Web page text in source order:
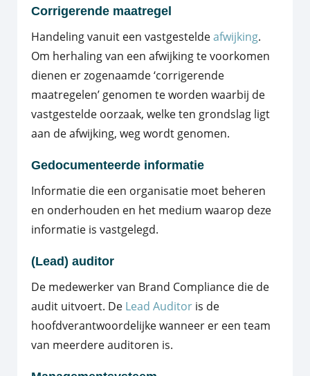
Corrigerende maatregel
Handeling vanuit een vastgesteldeafwijking.
Om herhaling van een afwijking te voorkomen
dienen er zogenaamde ‘corrigerende
maatregelen’ genomen te worden waarbij de
vastgestelde oorzaak, welke ten grondslag ligt
aan de afwijking, weg wordt genomen.
Gedocumenteerde informatie
Informatie die een organisatie moet beheren
en onderhouden en het medium waarop deze
informatie is vastgelegd.
(Lead) auditor
De medewerker van Brand Compliance die de
audit uitvoert. De Lead Auditor is de
hoofdverantwoordelijke wanneer er een team
van meerdere auditoren is.